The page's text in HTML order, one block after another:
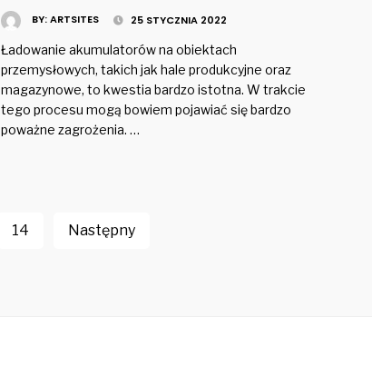
BY:ARTSITES 25 STYCZNIA 2022
Ładowanie akumulatorów na obiektach
przemysłowych, takich jak hale produkcyjne oraz
magazynowe, to kwestia bardzo istotna. W trakcie
tego procesu mogą bowiem pojawiać się bardzo
poważne zagrożenia. …
14 Następny